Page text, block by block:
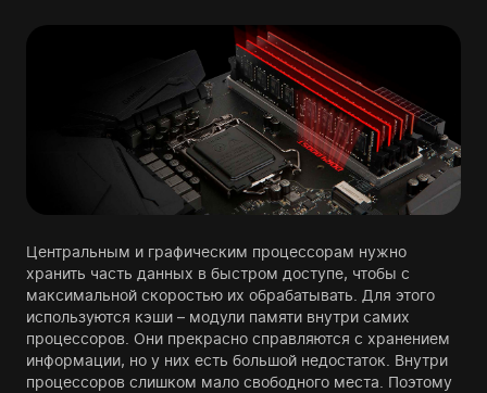
Центральным и графическим процессорам нужно
хранить часть данных в быстром доступе, чтобы с
максимальной скоростью их обрабатывать. Для этого
используются кэши – модули памяти внутри самих
процессоров. Они прекрасно справляются с хранением
информации, но у них есть большой недостаток. Внутри
процессоров слишком мало свободного места. Поэтому